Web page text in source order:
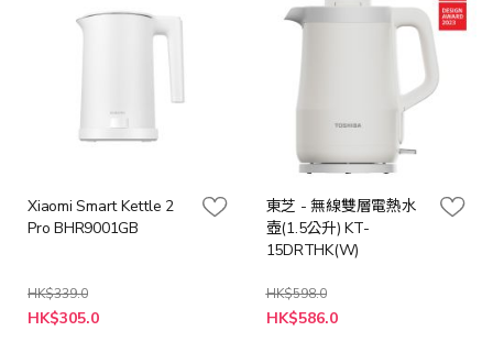
Xiaomi Smart Kettle 2
Pro BHR9001GB
HK$339.0
特
殊
HK$305.0
東芝 - 無線雙層電熱水
壺(1.5公升) KT-
15DRTHK(W)
HK$598.0
特
殊
HK$586.0